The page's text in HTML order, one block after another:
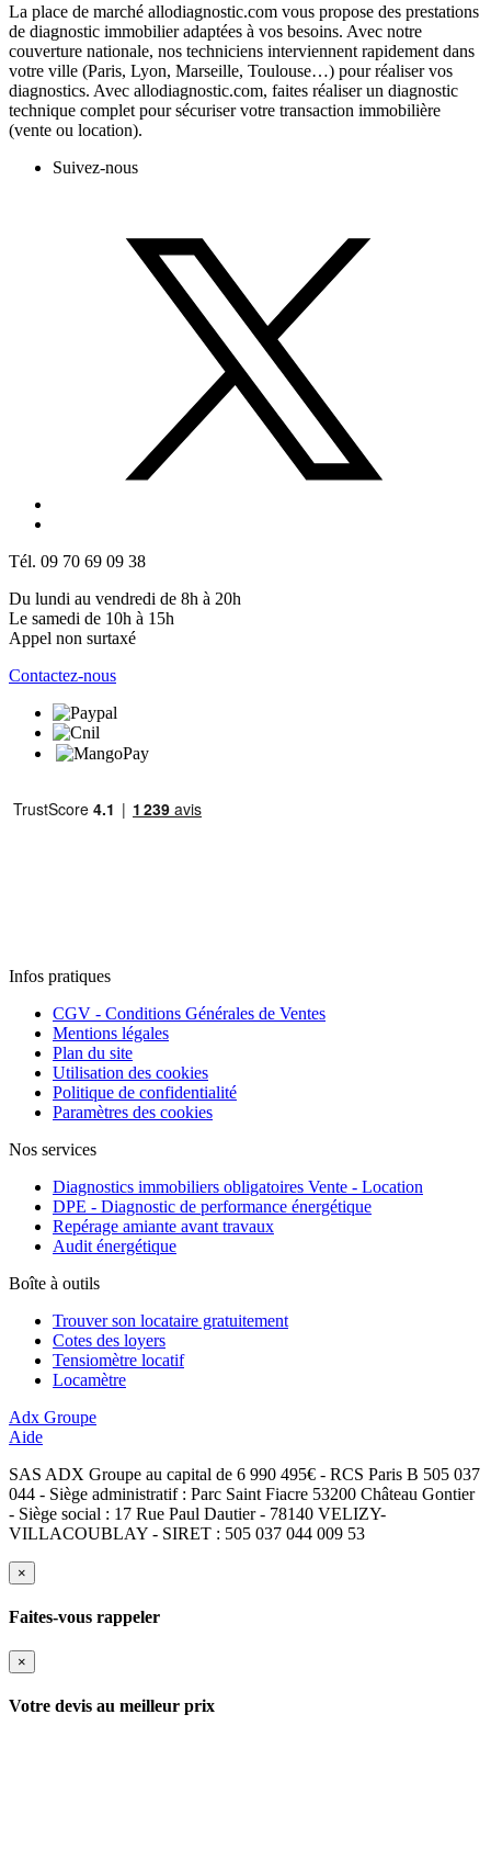
La place de marché allodiagnostic.com vous propose des prestations
de diagnostic immobilier adaptées à vos besoins. Avec notre
couverture nationale, nos techniciens interviennent rapidement dans
votre ville (Paris, Lyon, Marseille, Toulouse…) pour réaliser vos
diagnostics. Avec allodiagnostic.com, faites réaliser un diagnostic
technique complet pour sécuriser votre transaction immobilière
(vente ou location).
Suivez-nous
Tél. 09 70 69 09 38
Du lundi au vendredi de 8h à 20h
Le samedi de 10h à 15h
Appel non surtaxé
Contactez-nous
Infos pratiques
CGV - Conditions Générales de Ventes
Mentions légales
Plan du site
Utilisation des cookies
Politique de confidentialité
Paramètres des cookies
Nos services
Diagnostics immobiliers obligatoires Vente - Location
DPE - Diagnostic de performance énergétique
Repérage amiante avant travaux
Audit énergétique
Boîte à outils
Trouver son locataire gratuitement
Cotes des loyers
Tensiomètre locatif
Locamètre
Adx Groupe
Aide
SAS ADX Groupe au capital de 6 990 495€ - RCS Paris B 505 037
044 - Siège administratif : Parc Saint Fiacre 53200 Château Gontier
- Siège social : 17 Rue Paul Dautier - 78140 VELIZY-
VILLACOUBLAY - SIRET : 505 037 044 009 53
×
Faites-vous rappeler
×
Votre devis au meilleur prix